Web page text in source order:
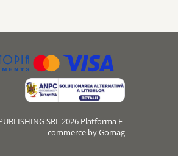
SRL 2026 Platforma E-
commerce by Gomag